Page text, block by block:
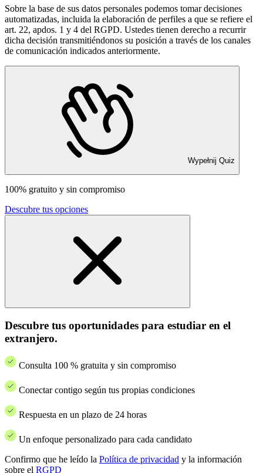
Sobre la base de sus datos personales podemos tomar decisiones
automatizadas, incluida la elaboración de perfiles a que se refiere el
art. 22, apdos. 1 y 4 del RGPD. Ustedes tienen derecho a recurrir
dicha decisión transmitiéndonos su posición a través de los canales
de comunicación indicados anteriormente.
Wypełnij Quiz
100% gratuito y sin compromiso
Descubre tus opciones
Descubre tus oportunidades para estudiar en el
extranjero.
Consulta 100 % gratuita y sin compromiso
Conectar contigo según tus propias condiciones
Respuesta en un plazo de 24 horas
Un enfoque personalizado para cada candidato
Confirmo que he leído la Política de privacidad y la información
sobre el RGPD